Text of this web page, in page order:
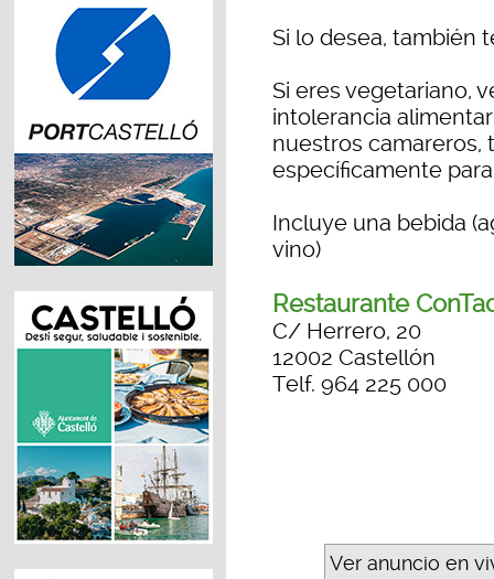
Si lo desea, también
Si eres vegetariano,
intolerancia
nuestros camareros,
específicamente
Incluye una bebida
vino)
Restaurante
C/ Herrero, 20
12002 Castellón
Telf. 964 225 000
Ver anuncio en